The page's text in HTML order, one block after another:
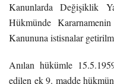
Kanunlarda Değişiklik
Hükmünde
Kanununa istisnalar
Anılan hükümle
edilen ek 9. madde